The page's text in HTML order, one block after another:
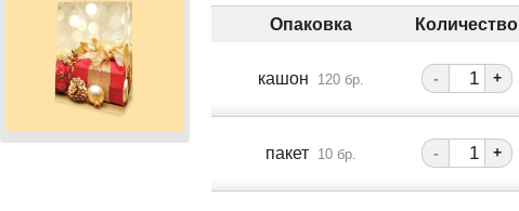
Опаковка Количество
кашон 120 бр. - +
пакет 10 бр. - +